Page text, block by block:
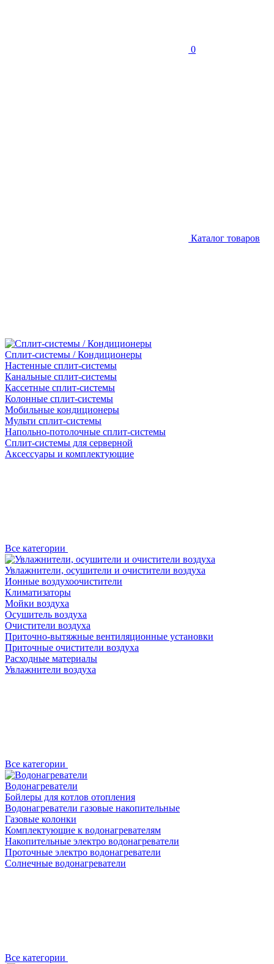
0
Каталог товаров
Сплит-системы / Кондиционеры
Настенные сплит-системы
Канальные сплит-системы
Кассетные сплит-системы
Колонные сплит-системы
Мобильные кондиционеры
Мульти сплит-системы
Напольно-потолочные сплит-системы
Сплит-системы для серверной
Аксессуары и комплектующие
Все категории
Увлажнители, осушители и очистители воздуха
Ионные воздухоочистители
Климатизаторы
Мойки воздуха
Осушитель воздуха
Очистители воздуха
Приточно-вытяжные вентиляционные установки
Приточные очистители воздуха
Расходные материалы
Увлажнители воздуха
Все категории
Водонагреватели
Бойлеры для котлов отопления
Водонагреватели газовые накопительные
Газовые колонки
Комплектующие к водонагревателям
Накопительные электро водонагреватели
Проточные электро водонагреватели
Солнечные водонагреватели
Все категории